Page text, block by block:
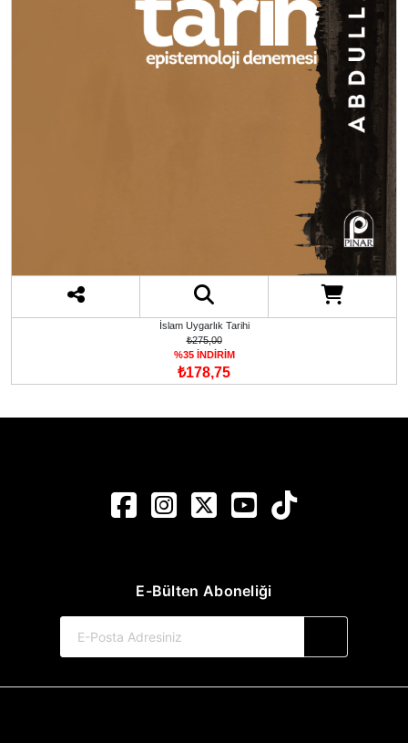
İslam Uygarlık Tarihi
₺275,00
%35 İNDİRİM
₺178,75
E-Bülten Aboneliği